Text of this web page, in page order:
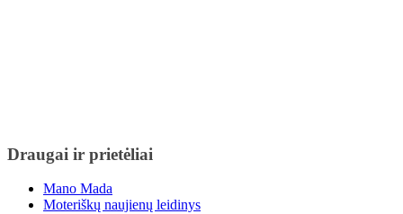
Draugai ir prietėliai
Mano Mada
Moteriškų naujienų leidinys